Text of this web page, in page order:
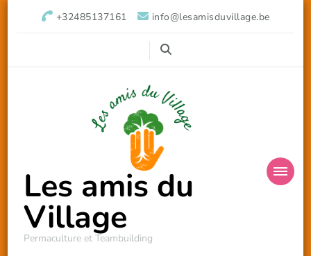
+32485137161 info@lesamisduvillage.be
Les amis du
Village
Permaculture et Teambuilding